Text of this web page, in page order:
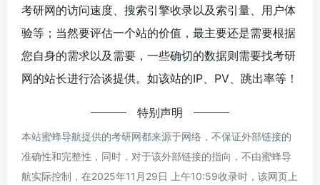
考研网的访问速度、搜索引擎收录以及索引量、用户体
验等；当然要评估一个站的价值，最主要还是需要根据
您自身的需求以及需要，一些确切的数据则需要找考研
网的站长进行洽谈提供。如该站的IP、PV、跳出率等！
特别声明
本站蜜蜂导航提供的考研网都来源于网络，不保证外部链接的
准确性和完整性，同时，对于该外部链接的指向，不由蜜蜂导
航实际控制，在2025年11月29日 上午10:59收录时，该网页上